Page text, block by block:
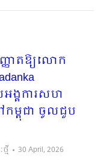
ញាតឱ្យលោក
ង្គការសហ
កម្ពុជា ចូលជួប
មី 30 April, 2026